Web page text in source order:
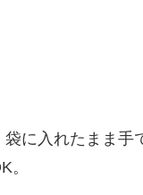
に入れたまま手